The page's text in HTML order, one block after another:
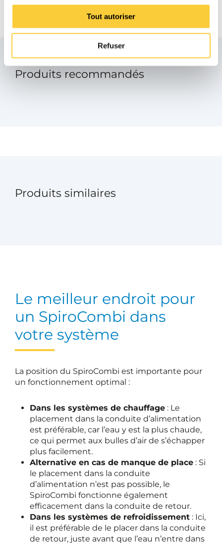
Tout autoriser
Refuser
Guide de référence rapide
Produits recommandés
Produits similaires
Le meilleur endroit pour
un SpiroCombi dans
votre système
La position du SpiroCombi est importante pour
un fonctionnement optimal :
Dans les systèmes de chauffage : Le
placement dans la conduite d’alimentation
est préférable, car l’eau y est la plus chaude,
ce qui permet aux bulles d’air de s’échapper
plus facilement.
Alternative en cas de manque de place : Si
le placement dans la conduite
d’alimentation n’est pas possible, le
SpiroCombi fonctionne également
efficacement dans la conduite de retour.
Dans les systèmes de refroidissement : Ici,
il est préférable de le placer dans la conduite
de retour, juste avant que l’eau n’entre dans